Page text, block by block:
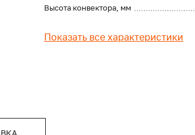
Высота конвектора, мм
Показать все характеристики